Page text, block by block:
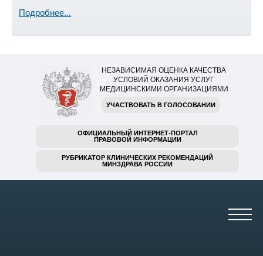
Подробнее...
НЕЗАВИСИМАЯ ОЦЕНКА КАЧЕСТВА
УСЛОВИЙ ОКАЗАНИЯ УСЛУГ
МЕДИЦИНСКИМИ ОРГАНИЗАЦИЯМИ
УЧАСТВОВАТЬ В ГОЛОСОВАНИИ
ОФИЦИАЛЬНЫЙ ИНТЕРНЕТ-ПОРТАЛ
ПРАВОВОЙ ИНФОРМАЦИИ
РУБРИКАТОР КЛИНИЧЕСКИХ РЕКОМЕНДАЦИЙ
МИНЗДРАВА РОССИИ